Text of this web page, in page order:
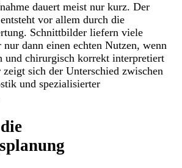
dauert meist nur kurz. Der
vor allem durch die
Schnittbilder liefern viele
dann einen echten Nutzen, wenn
und chirurgisch korrekt interpretiert
sich der Unterschied zwischen
und spezialisierter